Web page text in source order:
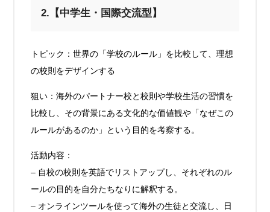
2.【中学生・国際交流型】
トピック：世界の「学校のルール」を比較して、理想
の校則をデザインする
狙い：海外のパートナー校と校則や学校生活の習慣を
比較し、その背景にある文化的な価値観や「なぜこの
ルールがあるのか」という目的を考察する。
活動内容：
– 自校の校則を英語でリストアップし、それぞれのル
ールの目的を自分たちなりに解釈する。
– オンラインツールを使って海外の生徒と交流し、日